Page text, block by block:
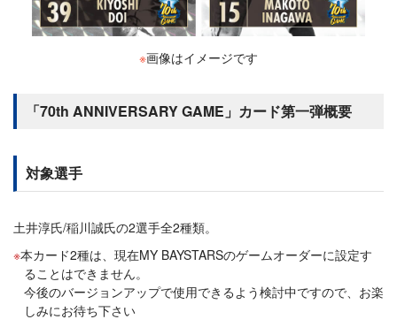
※画像はイメージです
「70th ANNIVERSARY GAME」カード第一弾概要
対象選手
土井淳氏/稲川誠氏の2選手全2種類。
本カード2種は、現在MY BAYSTARSのゲームオーダーに設定す
ることはできません。
今後のバージョンアップで使用できるよう検討中ですので、お楽
しみにお待ち下さい